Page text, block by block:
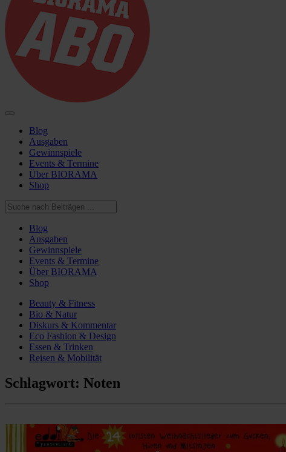
Blog
Ausgaben
Gewinnspiele
Events & Termine
Über BIORAMA
Shop
Blog
Ausgaben
Gewinnspiele
Events & Termine
Über BIORAMA
Shop
Beauty & Fitness
Bio & Natur
Diskurs & Kommentar
Eco Fashion & Design
Essen & Trinken
Reisen & Mobilität
Schlagwort: Noten